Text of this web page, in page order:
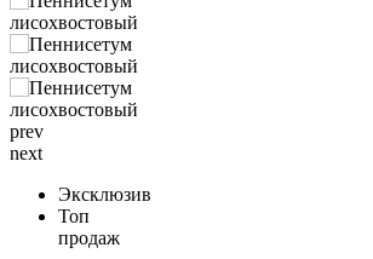
prev
next
Эксклюзив
Топ
продаж